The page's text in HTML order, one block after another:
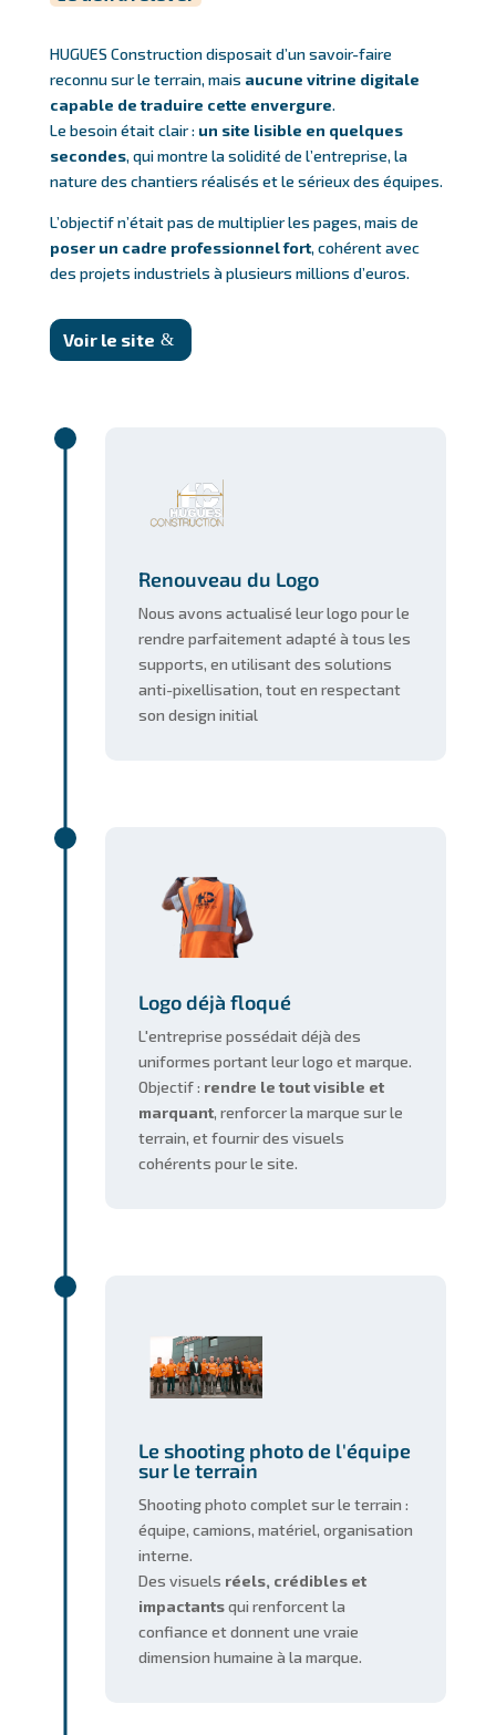
HUGUES Construction disposait d’un savoir-faire
reconnu sur le terrain, mais aucune vitrine digitale
capable de traduire cette envergure.
Le besoin était clair : un site lisible en quelques
secondes, qui montre la solidité de l’entreprise, la
nature des chantiers réalisés et le sérieux des équipes.
L’objectif n’était pas de multiplier les pages, mais de
poser un cadre professionnel fort, cohérent avec
des projets industriels à plusieurs millions d’euros.
Voir le site
Renouveau du Logo
Nous avons actualisé leur logo pour le
rendre parfaitement adapté à tous les
supports, en utilisant des solutions
anti-pixellisation, tout en respectant
son design initial
Logo déjà floqué
L'entreprise possédait déjà des
uniformes portant leur logo et marque.
Objectif : rendre le tout visible et
marquant, renforcer la marque sur le
terrain, et fournir des visuels
cohérents pour le site.
Le shooting photo de l'équipe
sur le terrain
Shooting photo complet sur le terrain :
équipe, camions, matériel, organisation
interne.
Des visuels réels, crédibles et
impactantsqui renforcent la
confiance et donnent une vraie
dimension humaine à la marque.